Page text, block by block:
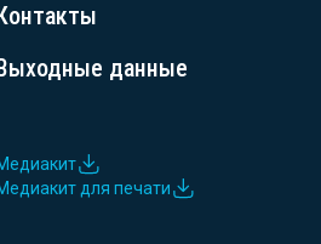
Контакты
Выходные данные
для печати